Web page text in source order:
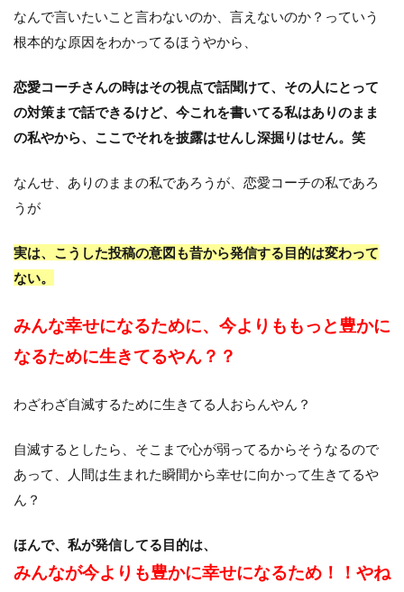
なんで言いたいこと言わないのか、言えないのか？っていう
根本的な原因をわかってるほうやから、
恋愛コーチさんの時はその視点で話聞けて、その人にとって
の対策まで話できるけど、今これを書いてる私はありのまま
の私やから、ここでそれを披露はせんし深掘りはせん。笑
なんせ、ありのままの私であろうが、恋愛コーチの私であろ
うが
実は、こうした投稿の意図も昔から発信する目的は変わって
ない。
みんな幸せになるために、今よりももっと豊かに
なるために生きてるやん？？
わざわざ自滅するために生きてる人おらんやん？
自滅するとしたら、そこまで心が弱ってるからそうなるので
あって、人間は生まれた瞬間から幸せに向かって生きてるや
ん？
ほんで、私が発信してる目的は、
みんなが今よりも豊かに幸せになるため！！やね